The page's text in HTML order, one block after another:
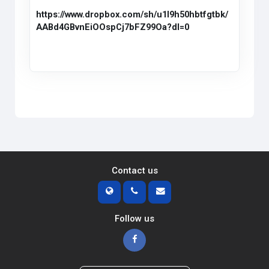
https://www.dropbox.com/sh/u1l9h50hbtfgtbk/
AABd4GBvnEiOOspCj7bFZ99Oa?dl=0
Contact us
Follow us